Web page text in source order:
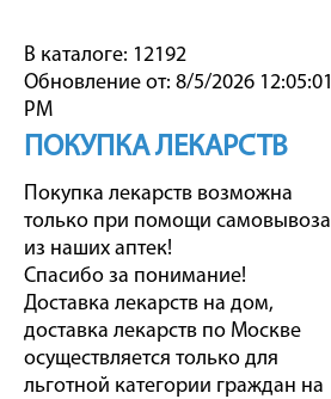
В каталоге: 12192
Обновление от: 8/5/2026 12:05:01
PM
ПОКУПКА ЛЕКАРСТВ
Покупка лекарств возможна
только при помощи самовывоза
из наших аптек!
Спасибо за понимание!
Доставка лекарств на дом,
доставка лекарств по Москве
осуществляется только для
льготной категории граждан на